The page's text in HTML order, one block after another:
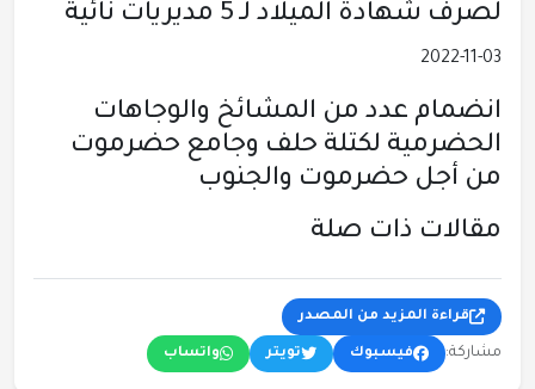
لصرف شهادة الميلاد لـ 5 مديريات نائية
2022-11-03
انضمام عدد من المشائخ والوجاهات
الحضرمية لكتلة حلف وجامع حضرموت
من أجل حضرموت والجنوب
مقالات ذات صلة
قراءة المزيد من المصدر
مشاركة: فيسبوك تويتر واتساب